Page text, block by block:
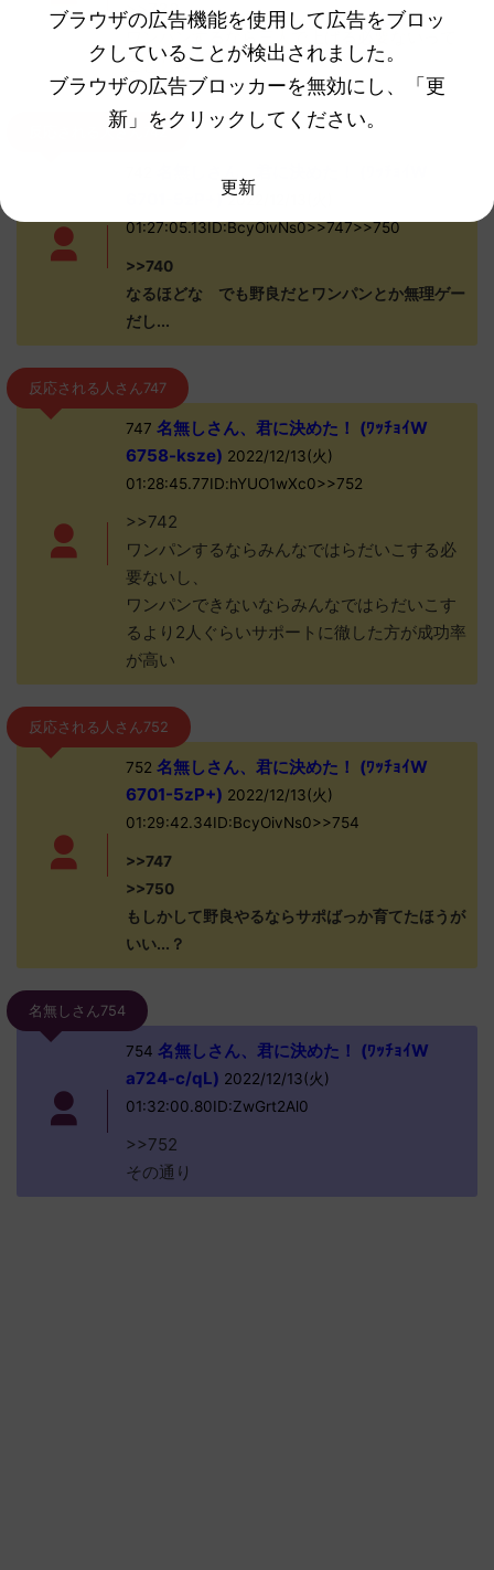
>>733
ワンパンするなら三人で上げる必要ないって
ことじゃ
反応される人さん742
6701-5zP+)2022/12/13(火)
01:27:05.13ID:BcyOivNs0>>747>>750
>>740
なるほどな でも野良だとワンパンとか無理ゲー
だし...
反応される人さん747
747 名無しさん、君に決めた！ (ﾜｯﾁｮｲW
6758-ksze) 2022/12/13(火)
01:28:45.77ID:hYUO1wXc0>>752
>>742
ワンパンするならみんなではらだいこする必
要ないし、
ワンパンできないならみんなではらだいこす
るより2人ぐらいサポートに徹した方が成功率
が高い
反応される人さん752
752 名無しさん、君に決めた！ (ﾜｯﾁｮｲW
6701-5zP+) 2022/12/13(火)
01:29:42.34ID:BcyOivNs0>>754
>>747
>>750
もしかして野良やるならサポばっか育てたほうが
いい...？
名無しさん754
754 名無しさん、君に決めた！ (ﾜｯﾁｮｲW
a724-c/qL) 2022/12/13(火)
01:32:00.80ID:ZwGrt2Al0
>>752
その通り
ブラウザの広告機能を使用して広告をブロッ
クしていることが検出されました。
ブラウザの広告ブロッカーを無効にし、「更
新」をクリックしてください。
更新